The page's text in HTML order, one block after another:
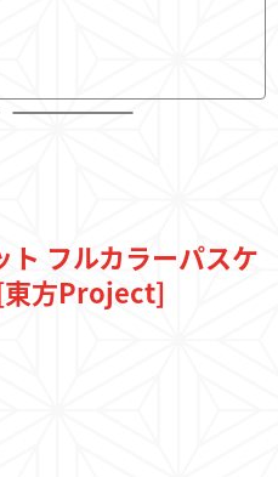
ト フルカラーパスケ
東方Project]